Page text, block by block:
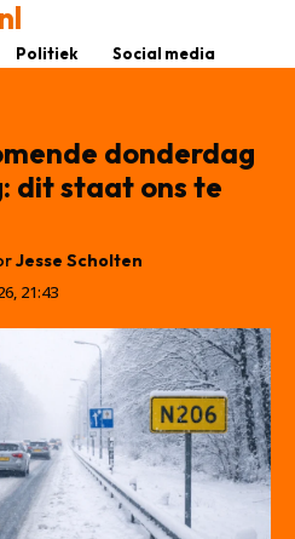
Politiek Social media
donderdag
dit staat ons te
Jesse Scholten
21:43